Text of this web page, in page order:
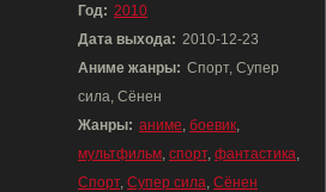
Год: 2010
Дата выхода: 2010-12-23
Аниме жанры: Спорт, Супер
сила, Сёнен
Жанры: аниме, боевик,
мультфильм, спорт, фантастика,
Спорт, Супер сила, Сёнен